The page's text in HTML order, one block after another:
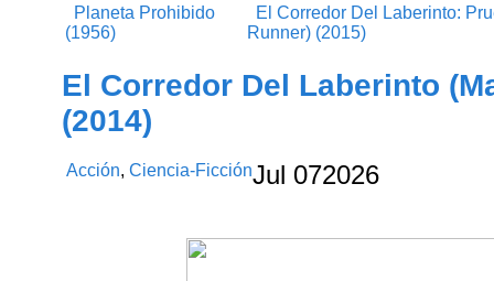
Planeta Prohibido
(1956)
El Corredor Del Laberinto:
Runner) (2015)
El Corredor Del Laberinto
(2014)
Acción,Ciencia-FicciónJul 072026